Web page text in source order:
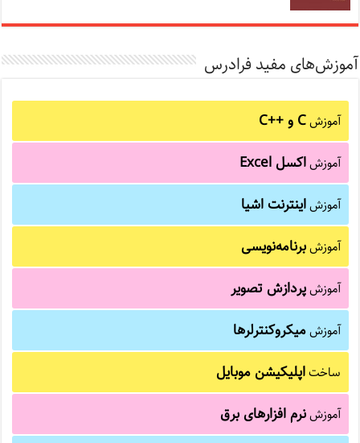
آموزش‌های مفید فرادرس
آموزشC و C++‎
آموزشاکسل Excel
آموزشاینترنت اشیا
آموزشبرنامه‌نویسی
آموزشپردازش تصویر
آموزشمیکروکنترلرها
ساختاپلیکیشن موبایل
آموزشنرم افزارهای برق